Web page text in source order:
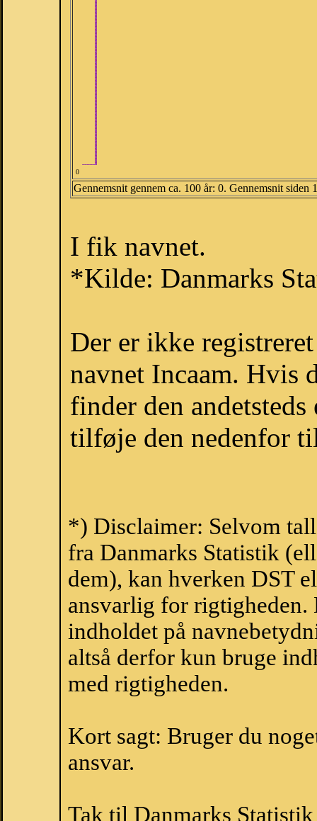
0
Gennemsnit gennem ca. 100 år: 0. Gennemsnit siden
I fik navnet.
*Kilde: Danmarks
Der er ikke
navnet Incaam. Hvis
finder den
tilføje den nedenfor
*) Disclaimer: Selvom
fra Danmarks Statistik
dem), kan hverken DST
ansvarlig for
indholdet på
altså derfor kun bruge
med rigtigheden.
Kort sagt: Bruger du
ansvar.
Tak til Danmarks